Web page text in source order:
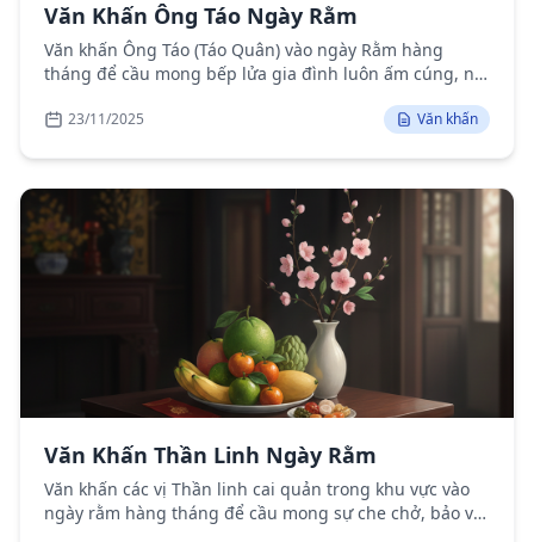
Văn Khấn Ông Táo Ngày Rằm
Văn khấn Ông Táo (Táo Quân) vào ngày Rằm hàng
tháng để cầu mong bếp lửa gia đình luôn ấm cúng, no
23/11/2025 Văn khấn
Văn Khấn Thần Linh Ngày Rằm
Văn khấn các vị Thần linh cai quản trong khu vực vào
ngày rằm hàng tháng để cầu mong sự che chở, bảo vệ